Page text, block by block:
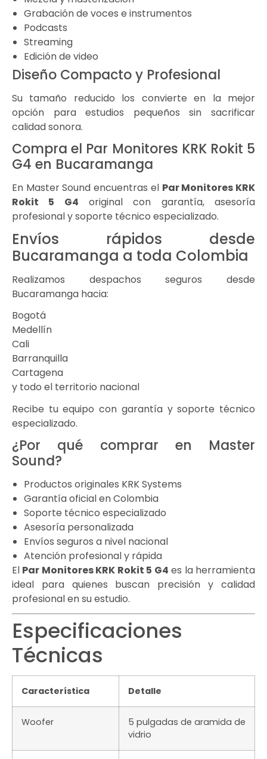
Grabación de voces e instrumentos
Podcasts
Streaming
Edición de video
Diseño Compacto y Profesional
Su tamaño reducido los convierte en la mejor
opción para estudios pequeños sin sacrificar
calidad sonora.
Compra el Par Monitores KRK Rokit 5
G4 en Bucaramanga
En Master Sound encuentras el Par Monitores KRK
Rokit 5 G4 original con garantía, asesoría
profesional y soporte técnico especializado.
Envíos rápidos desde
Bucaramanga a toda Colombia
Realizamos despachos seguros desde
Bucaramanga hacia:
Bogotá
Medellín
Cali
Barranquilla
Cartagena
y todo el territorio nacional
Recibe tu equipo con garantía y soporte técnico
especializado.
¿Por qué comprar en Master
Sound?
Productos originales KRK Systems
Garantía oficial en Colombia
Soporte técnico especializado
Asesoría personalizada
Envíos seguros a nivel nacional
Atención profesional y rápida
El Par Monitores KRK Rokit 5 G4 es la herramienta
ideal para quienes buscan precisión y calidad
profesional en su estudio.
Especificaciones
Técnicas
Característica Detalle
Woofer
5 pulgadas de aramida de
vidrio